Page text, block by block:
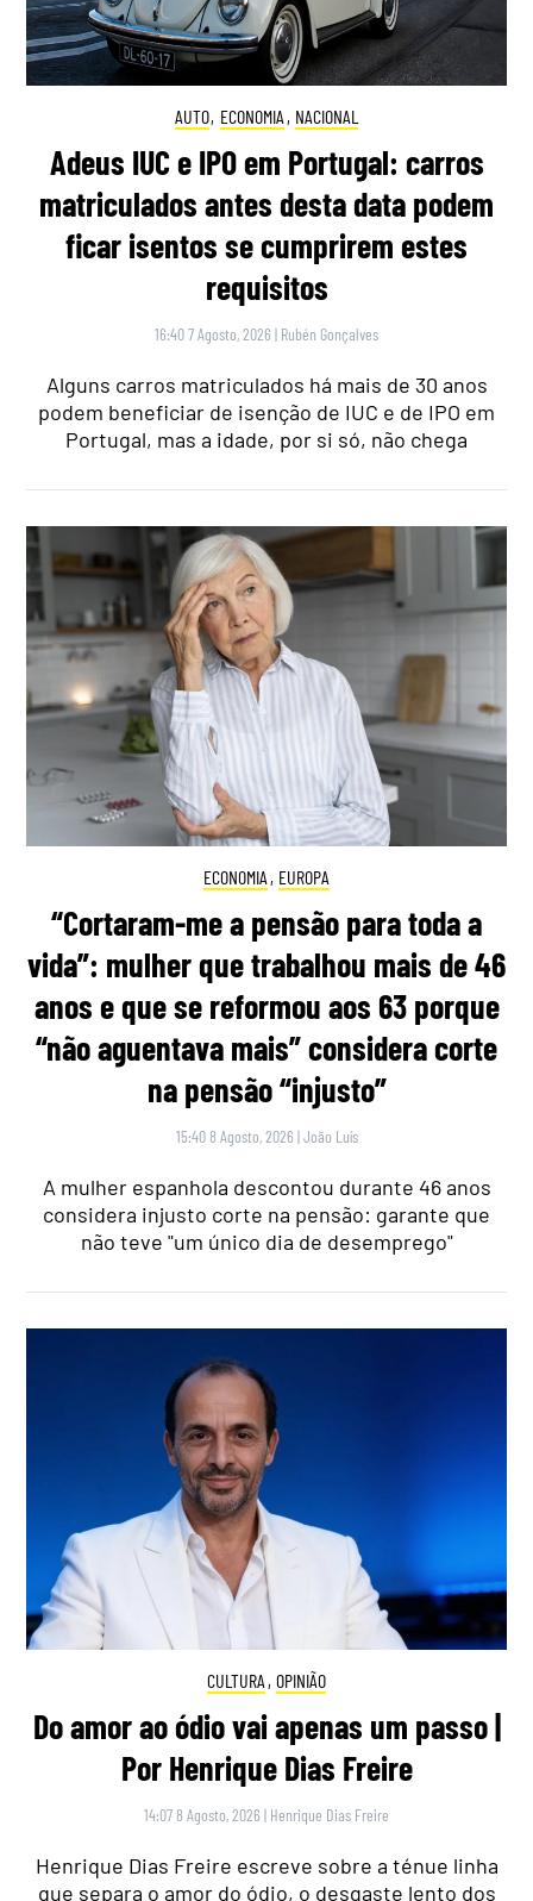
AUTO, ECONOMIA , NACIONAL
Adeus IUC e IPO em Portugal: carros
matriculados antes desta data podem
ficar isentos se cumprirem estes
requisitos
16:40 7 Agosto, 2026 | Rubén Gonçalves
Alguns carros matriculados há mais de 30 anos
podem beneficiar de isenção de IUC e de IPO em
Portugal, mas a idade, por si só, não chega
ECONOMIA , EUROPA
“Cortaram-me a pensão para toda a
vida”: mulher que trabalhou mais de 46
anos e que se reformou aos 63 porque
“não aguentava mais” considera corte
na pensão “injusto”
15:40 8 Agosto, 2026 |João Luís
A mulher espanhola descontou durante 46 anos
considera injusto corte na pensão: garante que
não teve "um único dia de desemprego"
CULTURA , OPINIÃO
Do amor ao ódio vai apenas um passo |
Por Henrique Dias Freire
14:07 8 Agosto, 2026 | Henrique Dias Freire
Henrique Dias Freire escreve sobre a ténue linha
que separa o amor do ódio, o desgaste lento dos